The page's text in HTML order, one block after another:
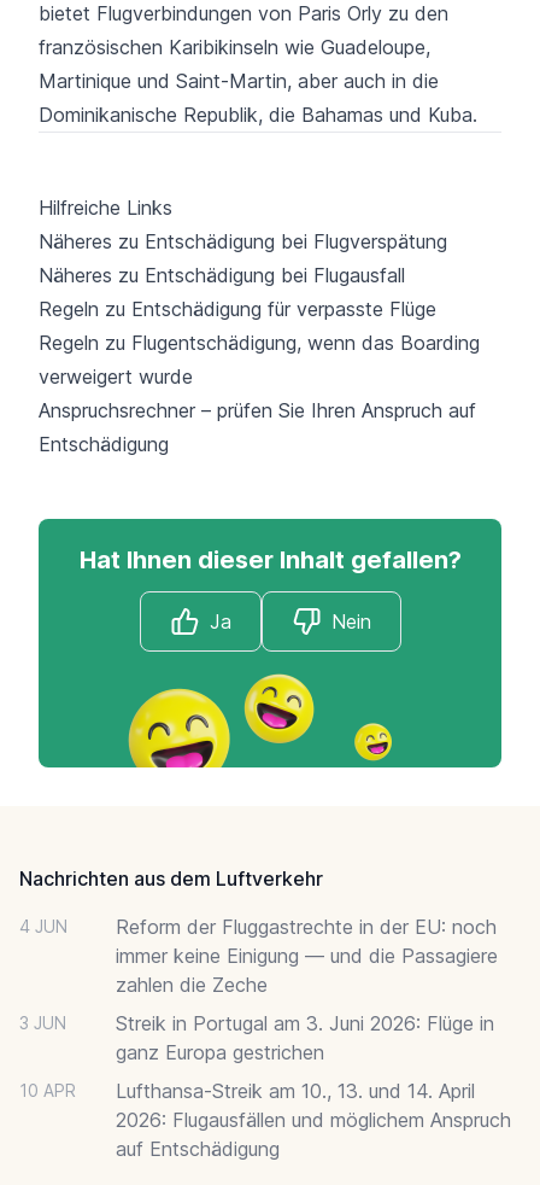
bietet Flugverbindungen von Paris Orly zu den
französischen Karibikinseln wie Guadeloupe,
Martinique und Saint-Martin, aber auch in die
Dominikanische Republik, die Bahamas und Kuba.
Hilfreiche Links
Näheres zu Entschädigung bei Flugverspätung
Näheres zu Entschädigung bei Flugausfall
Regeln zu Entschädigung für verpasste Flüge
Regeln zu Flugentschädigung, wenn das Boarding
verweigert wurde
Anspruchsrechner – prüfen Sie Ihren Anspruch auf
Entschädigung
Hat Ihnen dieser Inhalt gefallen?
Ja Nein
Nachrichten aus dem Luftverkehr
4 JUN
Reform der Fluggastrechte in der EU: noch
immer keine Einigung — und die Passagiere
zahlen die Zeche
3 JUN
Streik in Portugal am 3. Juni 2026: Flüge in
ganz Europa gestrichen
10 APR
Lufthansa-Streik am 10., 13. und 14. April
2026: Flugausfällen und möglichem Anspruch
auf Entschädigung